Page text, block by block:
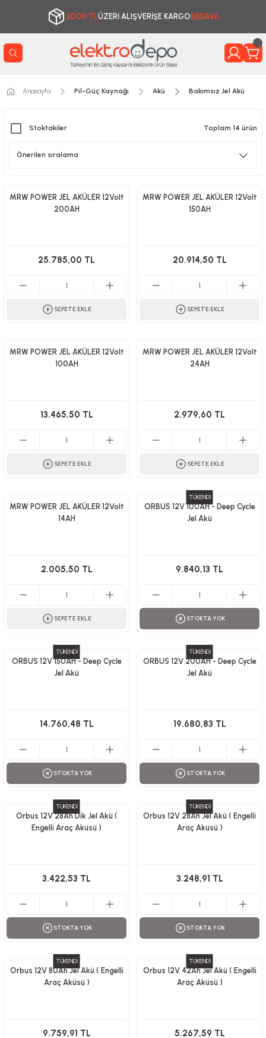
2000 TLÜZERİ ALIŞVERİŞE KARGO BEDAVA
Anasayfa Pil-Güç Kaynağı Akü Bakımsız Jel Akü
Stoktakiler Toplam 14 ürün
MRW POWER JEL AKÜLER 12Volt
200AH
25.785,00 TL
SEPETE EKLE
MRW POWER JEL AKÜLER 12Volt
150AH
20.914,50 TL
SEPETE EKLE
MRW POWER JEL AKÜLER 12Volt
100AH
13.465,50 TL
SEPETE EKLE
MRW POWER JEL AKÜLER 12Volt
24AH
2.979,60 TL
SEPETE EKLE
MRW POWER JEL AKÜLER 12Volt
14AH
2.005,50 TL
SEPETE EKLE
TÜKENDİ
ORBUS 12V 100AH - Deep Cycle
Jel Akü
9.840,13 TL
STOKTA YOK
TÜKENDİ
ORBUS 12V 150AH - Deep Cycle
Jel Akü
14.760,48 TL
STOKTA YOK
TÜKENDİ
ORBUS 12V 200AH - Deep Cycle
Jel Akü
19.680,83 TL
STOKTA YOK
TÜKENDİ
Orbus 12V 28Ah Dik Jel Akü (
Engelli Araç Aküsü )
3.422,53 TL
STOKTA YOK
TÜKENDİ
Orbus 12V 28Ah Jel Akü ( Engelli
Araç Aküsü )
3.248,91 TL
STOKTA YOK
TÜKENDİ
Orbus 12V 80Ah Jel Akü ( Engelli
Araç Aküsü )
9.759,91 TL
TÜKENDİ
Orbus 12V 42Ah Jel Akü ( Engelli
Araç Aküsü )
5.267,59 TL